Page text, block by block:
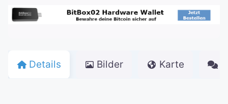
Details Bilder Karte